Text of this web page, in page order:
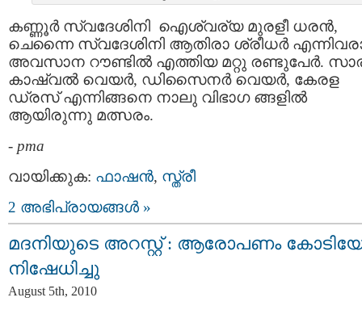
കണ്ണൂര്‍ സ്വദേശിനി ഐശ്വര്യ മുരളീ ധരന്‍,
ചെന്നൈ സ്വദേശിനി ആതിരാ ശ്രീധര്‍
അവസാന റൗണ്ടില്‍ എത്തിയ മറ്റു രണ്ടുപേര്‍.
കാഷ്വല്‍ വെയര്‍, ഡിസൈനര്‍ വെയര്‍, കേരള
ഡ്രസ് എന്നിങ്ങനെ നാലു വിഭാഗ ങ്ങളില്‍
ആയിരുന്നു മത്സരം.
- pma
വായിക്കുക: ഫാഷന്‍, സ്ത്രീ
2 അഭിപ്രായങ്ങള്‍ »
മദനിയുടെ അറസ്റ്റ്‌ : ആരോപണം
നിഷേധിച്ചു
August 5th, 2010